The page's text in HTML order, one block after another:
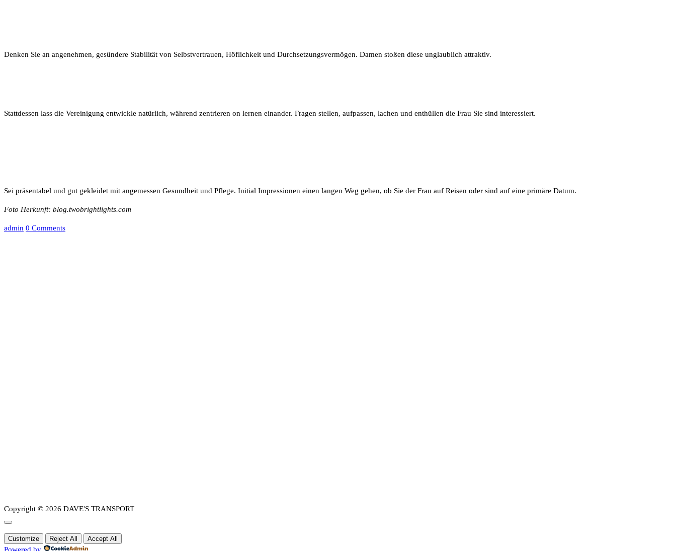
Denken Sie an angenehmen, gesündere Stabilität von Selbstvertrauen, Höflichkeit und Durchsetzungsvermögen. Damen stoßen diese unglaublich attraktiv.
Stattdessen lass die Vereinigung entwickle natürlich, während zentrieren on lernen einander. Fragen stellen, aufpassen, lachen und enthüllen die Frau Sie sind interessiert.
Sei präsentabel und gut gekleidet mit angemessen Gesundheit und Pflege. Initial Impressionen einen langen Weg gehen, ob Sie der Frau auf Reisen oder sind auf eine primäre Datum.
Foto Herkunft: blog.twobrightlights.com
admin 0 Comments
Copyright © 2026 DAVE'S TRANSPORT
Customize Reject All Accept All
Powered by